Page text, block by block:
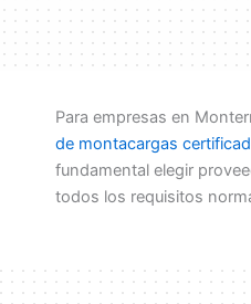
Para empresas en
de montacargas
fundamental elegir
todos los requisitos